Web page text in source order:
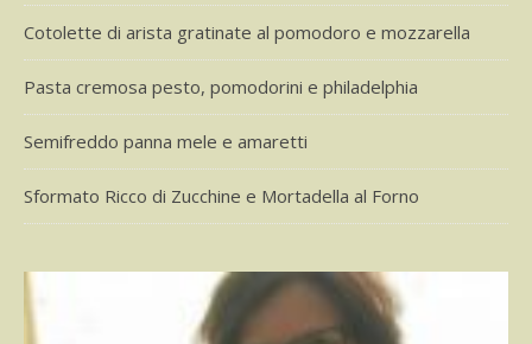
Cotolette di arista gratinate al pomodoro e mozzarella
Pasta cremosa pesto, pomodorini e philadelphia
Semifreddo panna mele e amaretti
Sformato Ricco di Zucchine e Mortadella al Forno